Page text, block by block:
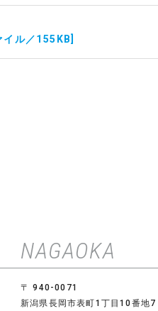
ル／155KB]
NAGAOKA
〒 940-0071
新潟県長岡市表町1丁目10番地7